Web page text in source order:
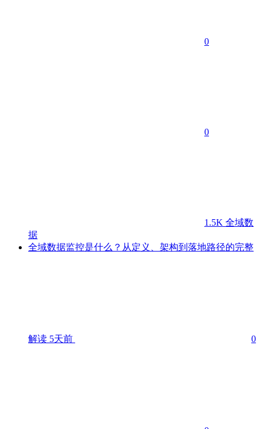
0
0
1.5K 全域数
据
全域数据监控是什么？从定义、架构到落地路径的完整
解读 5天前 0